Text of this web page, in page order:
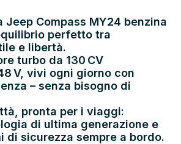
Jeep Compass MY24 benzina
perfetto tra
e libertà.
turbo da 130 CV
V, vivi ogni giorno con
– senza bisogno di
pronta per i viaggi:
di ultima generazione e
di sicurezza sempre a bordo.